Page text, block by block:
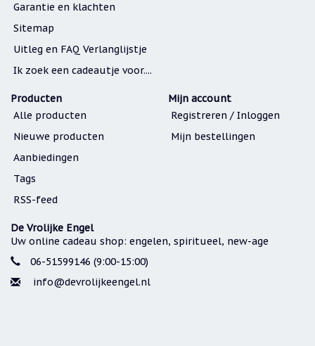
Garantie en klachten
Sitemap
Uitleg en FAQ Verlanglijstje
Ik zoek een cadeautje voor....
Producten
Alle producten
Nieuwe producten
Aanbiedingen
Tags
RSS-feed
Mijn account
Registreren / Inloggen
Mijn bestellingen
De Vrolijke Engel
Uw online cadeau shop: engelen, spiritueel, new-age
06-51599146 (9:00-15:00)
info@devrolijkeengel.nl